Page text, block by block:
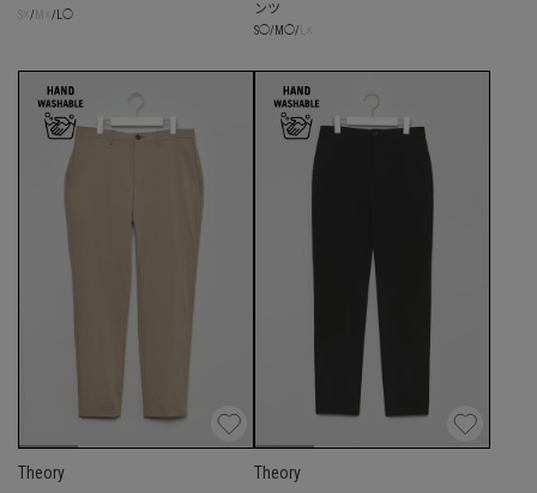
/ / L◯
ンツ
S◯/ M ◯/
Theory
Theory